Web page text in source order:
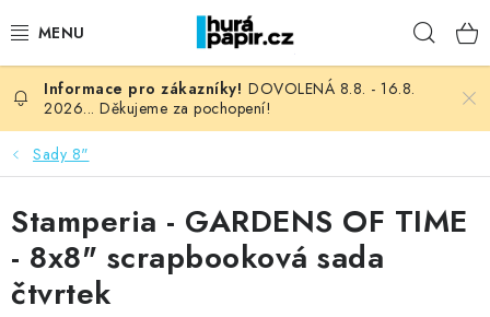
na
NOVINKY
HURÁ DÍLNA
VŠECHNO ZBOŽÍ
KNIHAŘSKÝ MATERIÁL
DOVOLENÁ 8.8. - 16.8.
2026... Děkujeme za pochopení!
Sady 8"
Stamperia - GARDENS OF TIME
- 8x8" scrapbooková sada
čtvrtek